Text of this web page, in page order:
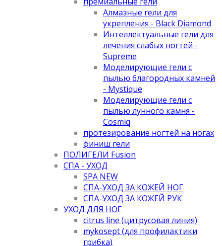
Алмазные гели для
укрепления - Black Diamond
Интеллектуальные гели для
лечения слабых ногтей -
Supreme
Моделирующие гели с
пылью благородных камней
- Mystique
Моделирующие гели с
пылью лунного камня -
Cosmiq
протезирование ногтей на ногах
финиш гели
ПОЛИГЕЛИ Fusion
СПА - УХОД
SPA NEW
СПА-УХОД ЗА КОЖЕЙ НОГ
СПА-УХОД ЗА КОЖЕЙ РУК
УХОД ДЛЯ НОГ
citrus line (цитрусовая линия)
mykosept (для профилактики
грибка)